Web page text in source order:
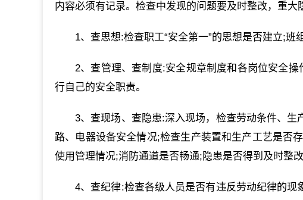
内容必须有记录。检查中发现的问题要及时整改，重大
1、查思想:检查职工“安全第一”的思想是否建立;班
2、查管理、查制度:安全规章制度和各岗位安全
行自己的安全职责。
3、查现场、查隐患:深入现场，检查劳动条件、
路、电器设备安全情况;检查生产装置和生产工艺是否
使用管理情况;消防通道是否畅通;隐患是否得到及时整改
4、查纪律:检查各级人员是否有违反劳动纪律的